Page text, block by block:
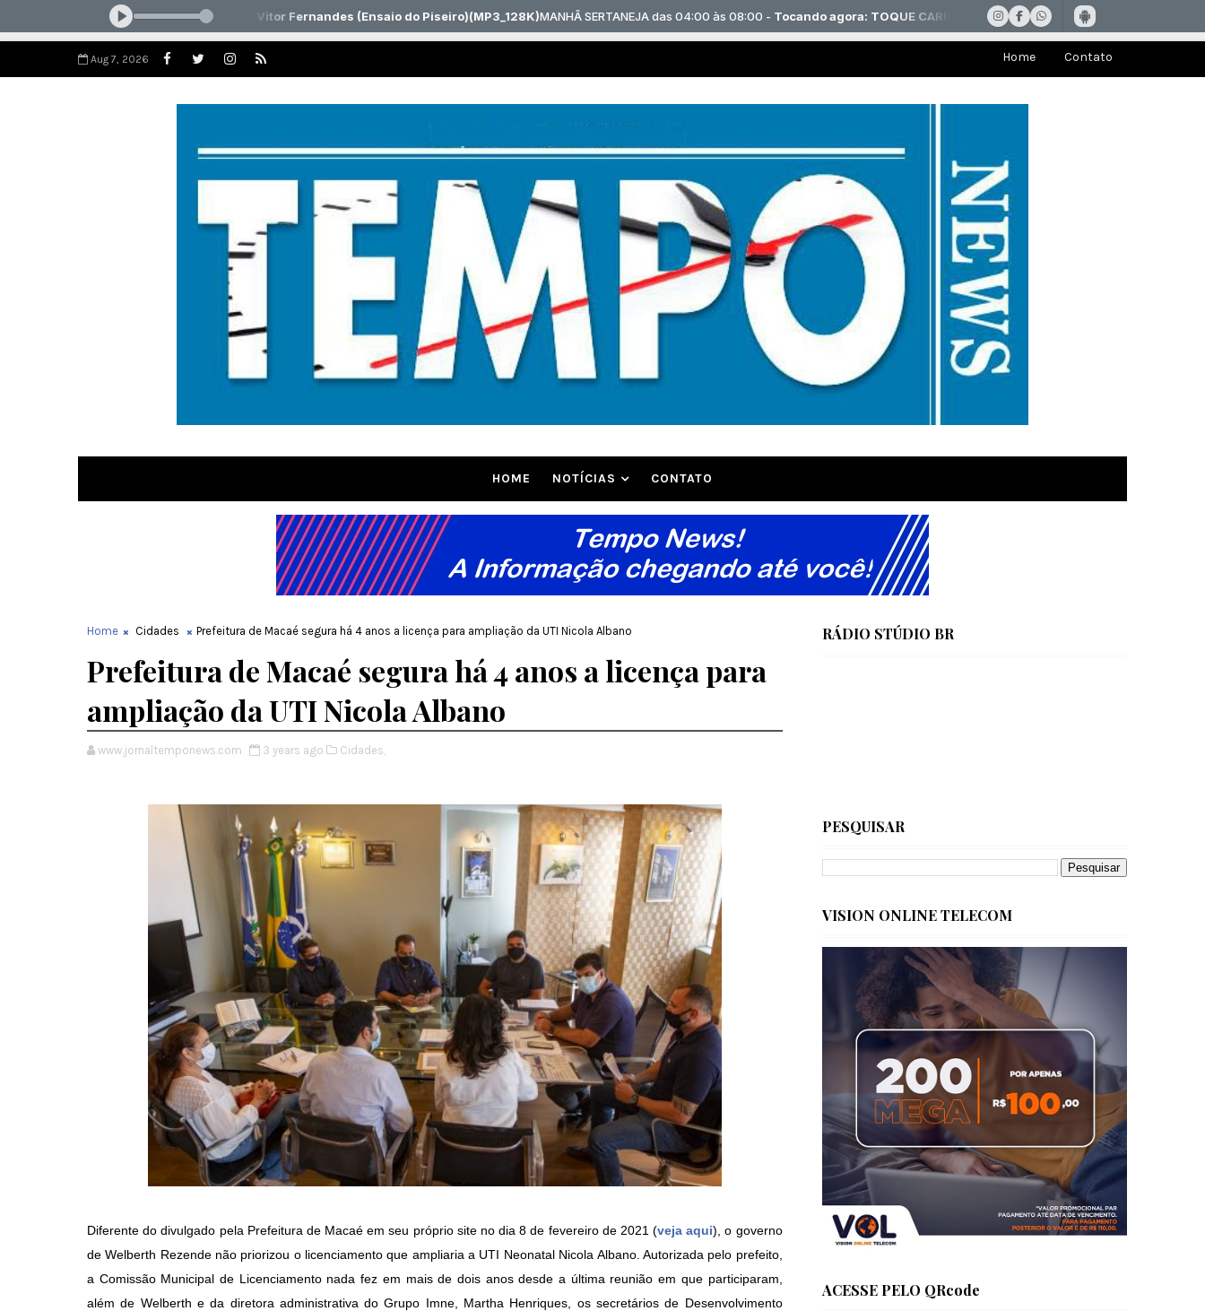
Aug 7, 2026 Home Contato
HOME NOTÍCIAS CONTATO
Home Cidades Prefeitura de Macaé segura há 4 anos a licença para ampliação da UTI Nicola Albano
Prefeitura de Macaé segura há 4 anos a licença para
ampliação da UTI Nicola Albano
www.jornaltemponews.com 3 years ago Cidades,
Diferente do divulgado pela Prefeitura de Macaé em seu próprio site no dia 8 de fevereiro de 2021 (veja aqui), o governo
de Welberth Rezende não priorizou o licenciamento que ampliaria a UTI Neonatal Nicola Albano. Autorizada pelo prefeito,
a Comissão Municipal de Licenciamento nada fez em mais de dois anos desde a última reunião em que participaram,
além de Welberth e da diretora administrativa do Grupo Imne, Martha Henriques, os secretários de Desenvolvimento
RÁDIO STÚDIO BR
PESQUISAR
VISION ONLINE TELECOM
ACESSE PELO QRcode